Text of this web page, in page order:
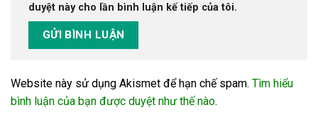
duyệt này cho lần bình luận kế tiếp của tôi.
Website này sử dụng Akismet để hạn chế spam. Tìm hiểu
bình luận của bạn được duyệt như thế nào.